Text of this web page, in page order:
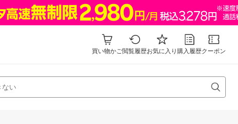
買い物かご閲覧履歴お気に入り 購入履歴クーポン